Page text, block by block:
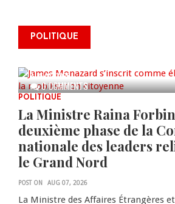
POLITIQUE
0 COMMENTS
James Monazard
électeur et appelle à la
AUG 07, 2026
POLITIQUE
La Ministre Raina
deuxième phase de la
nationale des leaders
le Grand Nord
POST ON AUG 07, 2026
La Ministre des Affaires Étrangères